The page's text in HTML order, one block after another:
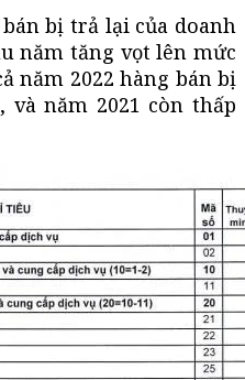
bị trả lại của doanh
năm tăng vọt lên mức
năm 2022 hàng bán bị
năm 2021 còn thấp